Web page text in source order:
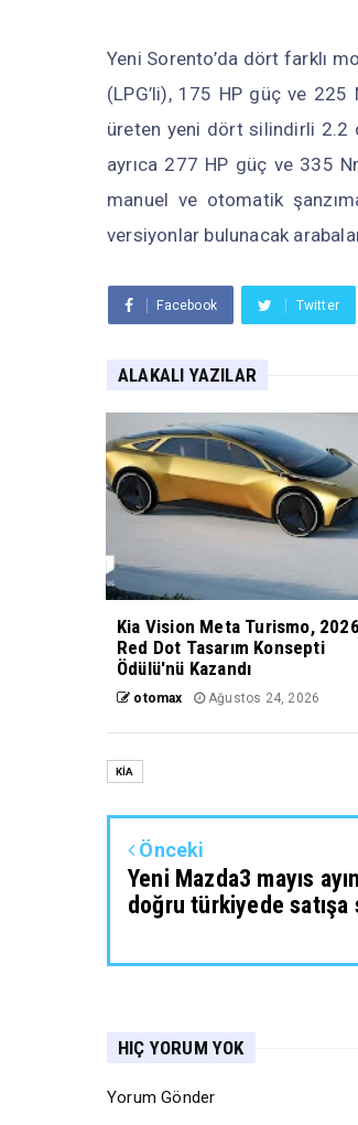
Yeni Sorento’da dört farklı
(LPG’li), 175 HP güç ve
üreten yeni dört silindirli 2.2
ayrıca 277 HP güç ve 335
manuel ve otomatik
versiyonlar bulunacak
Facebook Twitter
ALAKALI YAZILAR
Kia Vision Meta Turismo, 2026
Red Dot Tasarım Konsepti
Ödülü'nü Kazandı
otomax Ağustos 24, 2026
KİA
Önceki
Yeni Mazda3 mayıs
doğru türkiyede satışa
HIÇ YORUM YOK
Yorum Gönder